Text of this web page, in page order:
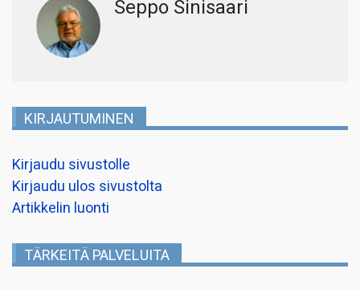
Seppo Sinisaari
KIRJAUTUMINEN
Kirjaudu sivustolle
Kirjaudu ulos sivustolta
Artikkelin luonti
TÄRKEITÄ PALVELUITA